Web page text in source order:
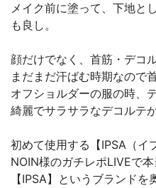
メイク前に塗って、下地と
も良し。
顔だけでなく、首筋・デコ
まだまだ汗ばむ時期なので
オフショルダーの服の時、
綺麗でサラサラなデコルテ
初めて使用する【IPSA（イ
NOIN様のガチレポLIVEで本
【IPSA】というブランドを